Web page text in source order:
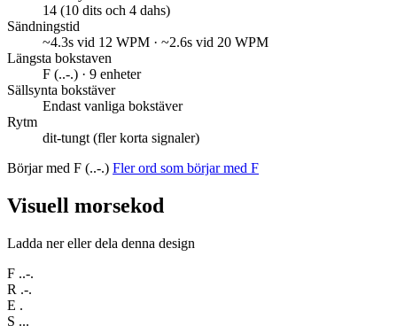
14 (10 dits och 4 dahs)
Sändningstid
~4.3s vid 12 WPM · ~2.6s vid 20 WPM
Längsta bokstaven
F (..-.) · 9 enheter
Sällsynta bokstäver
Endast vanliga bokstäver
Rytm
dit-tungt (fler korta signaler)
Börjar med F (..-.) Fler ord som börjar med F
Visuell morsekod
Ladda ner eller dela denna design
F ..-.
R .-.
E .
S ...